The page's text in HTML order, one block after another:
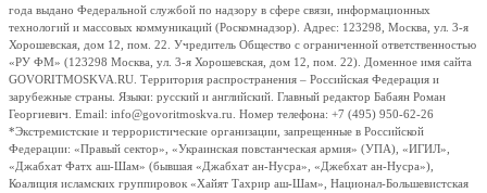
года выдано Федеральной службой по надзору в сфере связи, информационных
технологий и массовых коммуникаций (Роскомнадзор). Адрес: 123298, Москва, ул. 3-я
Хорошевская, дом 12, пом. 22. Учредитель Общество с ограниченной ответственностью
«РУ ФМ» (123298 Москва, ул. 3-я Хорошевская, дом 12, пом. 22). Доменное имя сайта
GOVORITMOSKVA.RU. Территория распространения – Российская Федерация и
зарубежные страны. Языки: русский и английский. Главный редактор Бабаян Роман
Георгиевич. Email: info@govoritmoskva.ru. Номер телефона: +7 (495) 950-62-26
*Экстремистские и террористические организации, запрещенные в Российской
Федерации: «Правый сектор», «Украинская повстанческая армия» (УПА), «ИГИЛ»,
«Джабхат Фатх аш-Шам» (бывшая «Джабхат ан-Нусра», «Джебхат ан-Нусра»),
Коалиция исламских группировок «Хайят Тахрир аш-Шам», Национал-Большевистская